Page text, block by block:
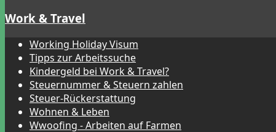
Work & Travel
Working Holiday Visum
Tipps zur Arbeitssuche
Kindergeld bei Work & Travel?
Steuernummer & Steuern zahlen
Steuer-Rückerstattung
Wohnen & Leben
Wwoofing - Arbeiten auf Farmen